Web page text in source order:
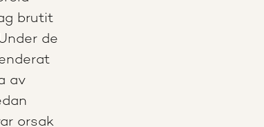
brutit
de
av
orsak